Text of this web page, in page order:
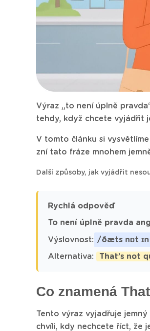
Výraz „to není úplně
tehdy, když chcete vyjádřit
V tomto článku si
zní tato fráze mnohem
Další způsoby, jak vyjádřit
Rychlá odpověď
To není úplně pravda
Výslovnost: /ðæts nɒt
Alternativa: That’s not
Co znamená
Tento výraz vyjadřuje
chvíli, kdy nechcete říct, že